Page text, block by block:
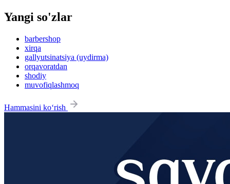
Yangi so'zlar
barbershop
xirqa
gallyutsinatsiya (uydirma)
orqavoratdan
shodiy
muvofiqlashmoq
Hammasini ko‘rish